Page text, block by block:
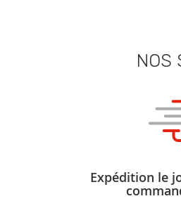
NOS
Expédition le